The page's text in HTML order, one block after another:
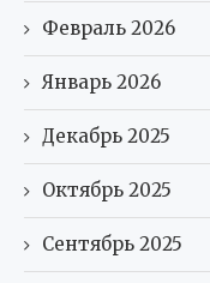
Февраль 2026
Январь 2026
Декабрь 2025
Октябрь 2025
Сентябрь 2025